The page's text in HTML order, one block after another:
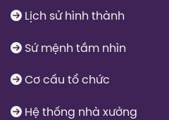
Lịch sử hình thành
Sứ mệnh tầm nhìn
Cơ cấu tổ chức
Hệ thống nhà xưởng